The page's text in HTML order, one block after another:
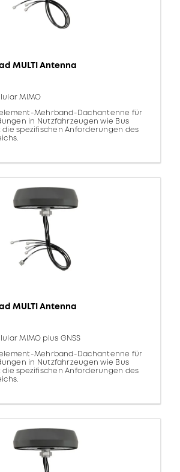
MULTI Antenna
MIMO
Mehrband-Dachantenne für
in Nutzfahrzeugen wie Bus
die spezifischen Anforderungen des
MULTI Antenna
MIMO plus GNSS
Mehrband-Dachantenne für
in Nutzfahrzeugen wie Bus
die spezifischen Anforderungen des